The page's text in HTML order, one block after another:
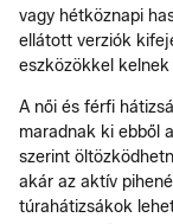
vagy hétköznapi
ellátott verziók
eszközökkel kelnek
A női és férfi
maradnak ki ebből
szerint
akár az aktív
túrahátizsákok